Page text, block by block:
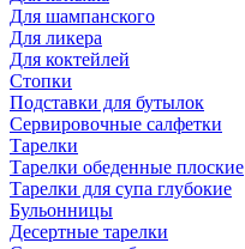
Для шампанского
Для ликера
Для коктейлей
Стопки
Подставки для бутылок
Сервировочные салфетки
Тарелки
Тарелки обеденные плоские
Тарелки для супа глубокие
Бульонницы
Десертные тарелки